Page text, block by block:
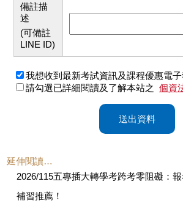
備註描
述
(可備註
LINE ID)
我想收到最新考試資訊及課程優惠電子
請勾選已詳細閱讀及了解本站之 個資
送出資料
延伸閱讀…
2026/115五專插大轉學考跨考零阻礙：
補習推薦！